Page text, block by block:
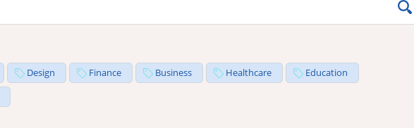
Design Finance Business Healthcare
Education